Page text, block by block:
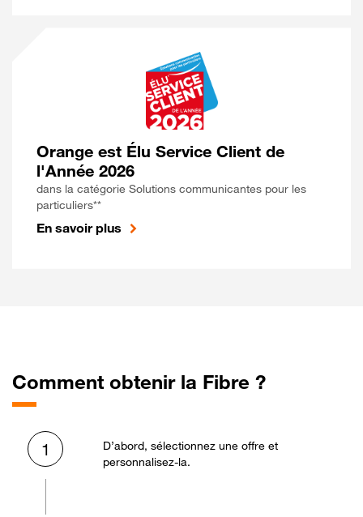
Orange est Élu Service Client de
l'Année 2026
dans la catégorie Solutions communicantes pour les
particuliers**
En savoir plus
Comment obtenir la Fibre ?
1
D’abord, sélectionnez une offre et
personnalisez-la.